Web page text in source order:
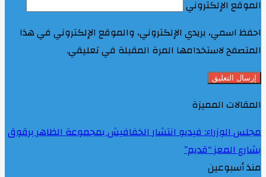
الموقع الإلكتروني
احفظ اسمي، بريدي الإلكتروني، والموقع الإلكتروني في هذا
المتصفح لاستخدامها المرة المقبلة في تعليقي.
المقالات المميزة
مجلس الوزراء: فيديو انتشار الخفافيش بمجموعة الظاهر برقوق
بشارع المعز “قديم”
منذ أسبوعين